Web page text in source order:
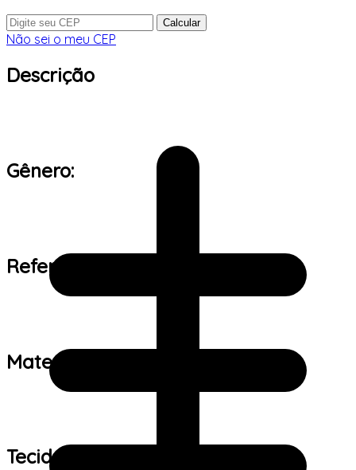
Calcular
Não sei o meu CEP
Descrição
Gênero:
Referência de tamanho:
Material:
Tecido: